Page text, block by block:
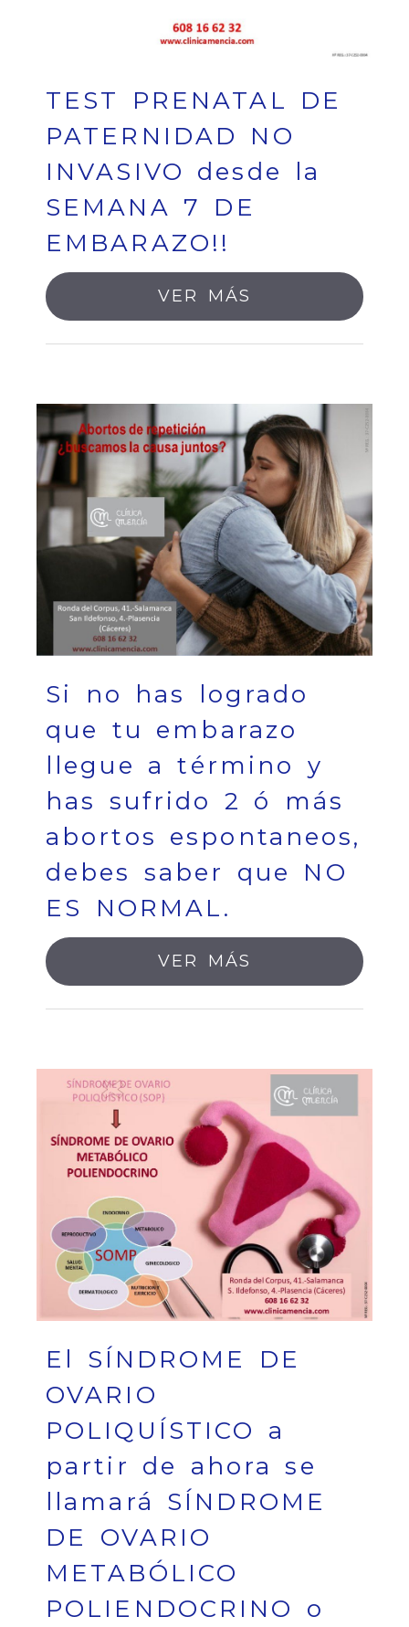
TEST PRENATAL DE
PATERNIDAD NO
INVASIVO desde la
SEMANA 7 DE
EMBARAZO!!
VER MÁS
Si no has logrado
que tu embarazo
llegue a término y
has sufrido 2 ó más
abortos espontaneos,
debes saber que NO
ES NORMAL.
VER MÁS
El SÍNDROME DE
OVARIO
POLIQUÍSTICO a
partir de ahora se
llamará SÍNDROME
DE OVARIO
METABÓLICO
POLIENDOCRINO o